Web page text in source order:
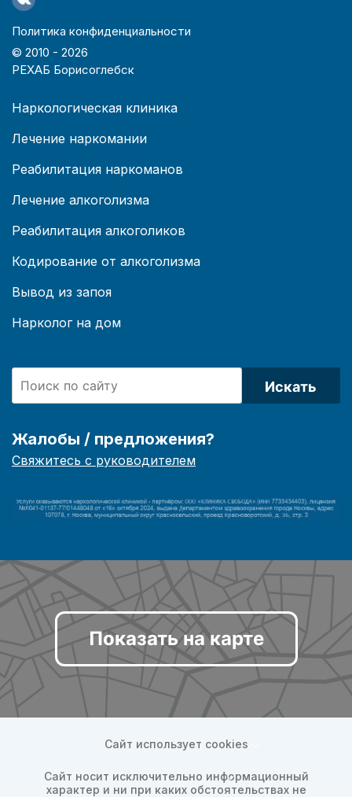
Политика конфиденциальности
© 2010 - 2026
РЕХАБ Борисоглебск
Наркологическая клиника
Лечение наркомании
Реабилитация наркоманов
Лечение алкоголизма
Реабилитация алкоголиков
Кодирование от алкоголизма
Вывод из запоя
Нарколог на дом
Искать
Жалобы / предложения?
Свяжитесь с руководителем
Показать на карте
Сайт использует cookies
Сайт носит исключительно информационный
характер и ни при каких обстоятельствах не